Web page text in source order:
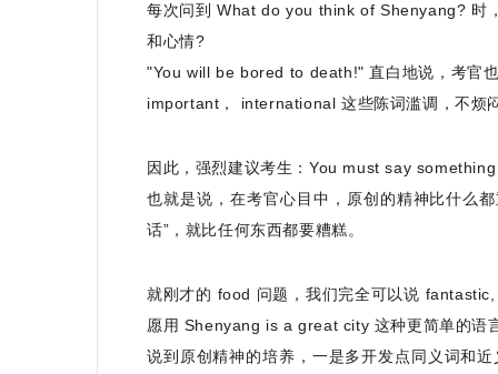
每次问到 What do you think of Shenyang? 时
和心情?
"You will be bored to death!" 直白地说，考官
important， international 这些陈词滥调，不烦
因此，强烈建议考生：You must say
也就是说，在考官心目中，原创的精神比什么
话”，就比任何东西都要糟糕。
就刚才的 food 问题，我们完全可以说
愿用 Shenyang is a great city 这种更简单的语
说到原创精神的培养，一是多开发点同义词和